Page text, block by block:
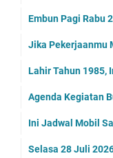
Embun Pagi Rabu
Jika Pekerjaanmu
Lahir Tahun 1985,
Agenda Kegiatan
Ini Jadwal Mobil
Selasa 28 Juli